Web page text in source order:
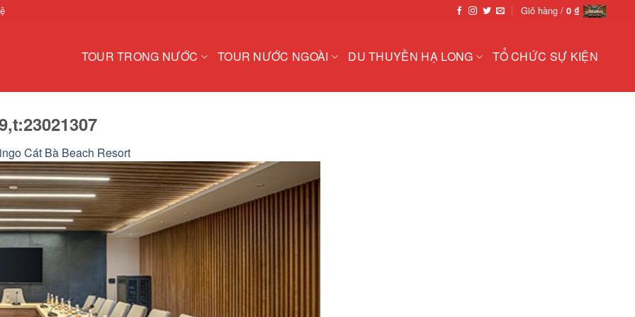
Giỏ hàng / 0 ₫
TOUR TRONG NƯỚC TOUR NƯỚC NGOÀI DU THUYỀN HẠ LONG TỔ CHỨC SỰ KIỆN
Cát Bà Beach Resort